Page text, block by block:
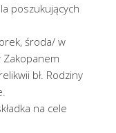
poszukujących
środa/ w
Zakopanem
bł. Rodziny
na cele